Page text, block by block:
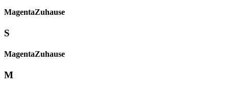
Magenta­Zuhause
S
Magenta­Zuhause
M